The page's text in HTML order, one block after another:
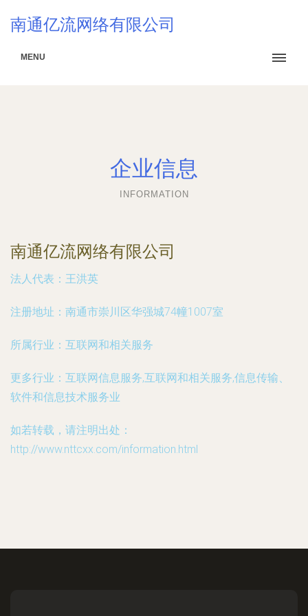
南通亿流网络有限公司
MENU
企业信息
INFORMATION
南通亿流网络有限公司
法人代表： 王洪英
注册地址： 南通市崇川区华强城74幢1007室
所属行业： 互联网和相关服务
更多行业： 互联网信息服务,互联网和相关服务,信息传输、
软件和信息技术服务业
如若转载，请注明出处：
http://www.nttcxx.com/information.html